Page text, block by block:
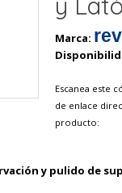
Marca:
Escanea este
de enlace
producto:
y pulido de